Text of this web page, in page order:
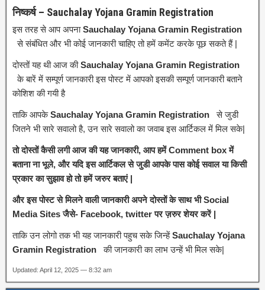
निष्कर्ष – Sauchalay Yojana Gramin Registration
इस तरह से आप अपनाSauchalay Yojana Gramin Registration
से संबंधित और भी कोई जानकारी चाहिए तो हमें कमेंट करके पूछ सकते हैं |
दोस्तों यह थी आज कीSauchalay Yojana Gramin Registration
के बारें में सम्पूर्ण जानकारी इस पोस्ट में आपको इसकी सम्पूर्ण जानकारी बताने
कोशिश की गयी है
ताकि आपकेSauchalay Yojana Gramin Registrationसे जुडी
जितने भी सारे सवालो है, उन सारे सवालो का जवाब इस आर्टिकल में मिल सके|
तो दोस्तों कैसी लगी आज की यह जानकारी, आप हमें Comment box में
बताना ना भूले, और यदि इस आर्टिकल से जुडी आपके पास कोई सवाल या किसी
प्रकार का सुझाव हो तो हमें जरुर बताएं |
और इस पोस्ट से मिलने वाली जानकारी अपने दोस्तों के साथ भी Social
Media Sites जैसे- Facebook, twitter पर ज़रुर शेयर करें |
ताकि उन लोगो तक भी यह जानकारी पहुच सके जिन्हेंSauchalay Yojana
Gramin Registrationकी जानकारी का लाभ उन्हें भी मिल सके|
Updated: April 12, 2025 — 8:32 am